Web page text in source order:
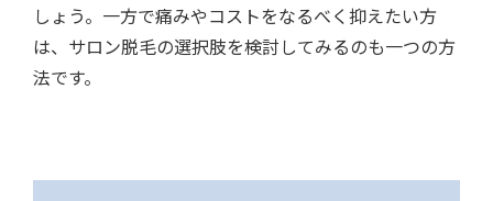
しょう。一方で痛みやコストをなるべく抑えたい方
は、サロン脱毛の選択肢を検討してみるのも一つの方
法です。